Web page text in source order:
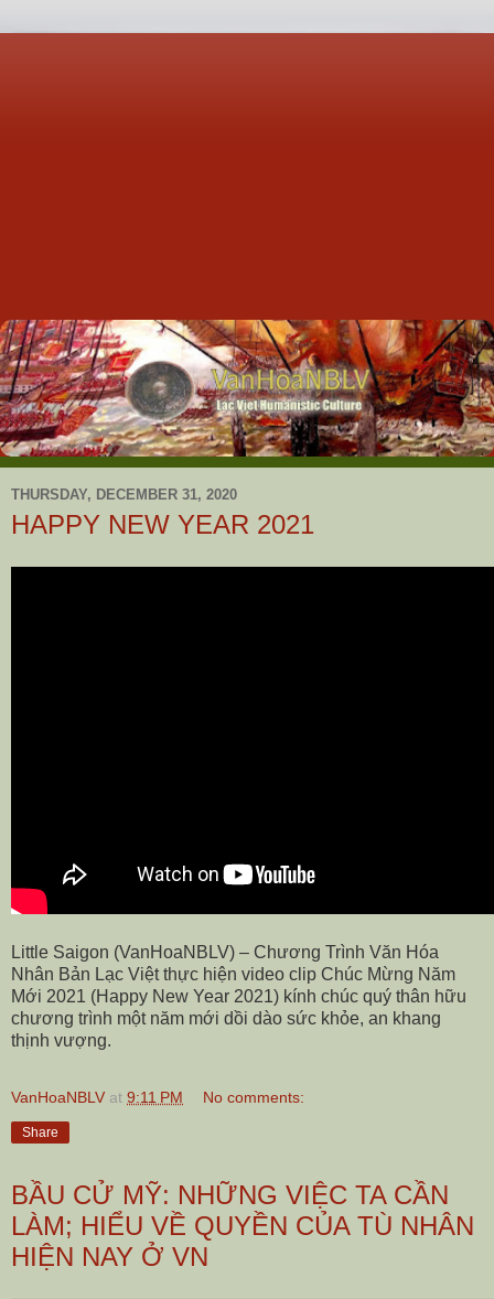
THURSDAY, DECEMBER 31, 2020
HAPPY NEW YEAR 2021
Little Saigon (VanHoaNBLV) – Chương Trình Văn Hóa
Nhân Bản Lạc Việt thực hiện video clip Chúc Mừng Năm
Mới 2021 (Happy New Year 2021) kính chúc quý thân hữu
chương trình một năm mới dồi dào sức khỏe, an khang
thịnh vượng.
VanHoaNBLV at 9:11 PM No comments:
Share
BẦU CỬ MỸ: NHỮNG VIỆC TA CẦN
LÀM; HIỂU VỀ QUYỀN CỦA TÙ NHÂN
HIỆN NAY Ở VN